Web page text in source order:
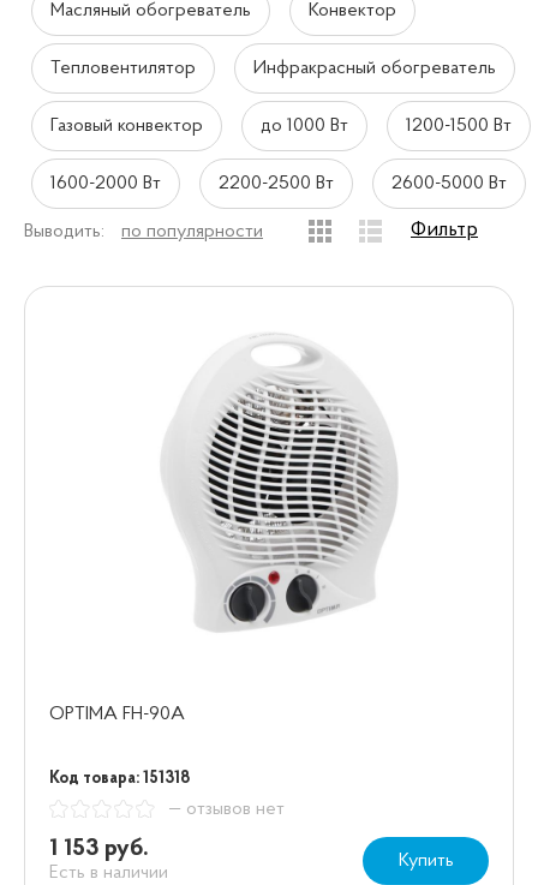
Масляный обогреватель Конвектор
Тепловентилятор Инфракрасный обогреватель
Газовый конвектор до 1000 Вт 1200-1500 Вт
1600-2000 Вт 2200-2500 Вт 2600-5000 Вт
Выводить: по популярности Фильтр
OPTIMA FH-90А
Код товара: 151318
— отзывов нет
1 153 руб.
Есть в наличии
Купить